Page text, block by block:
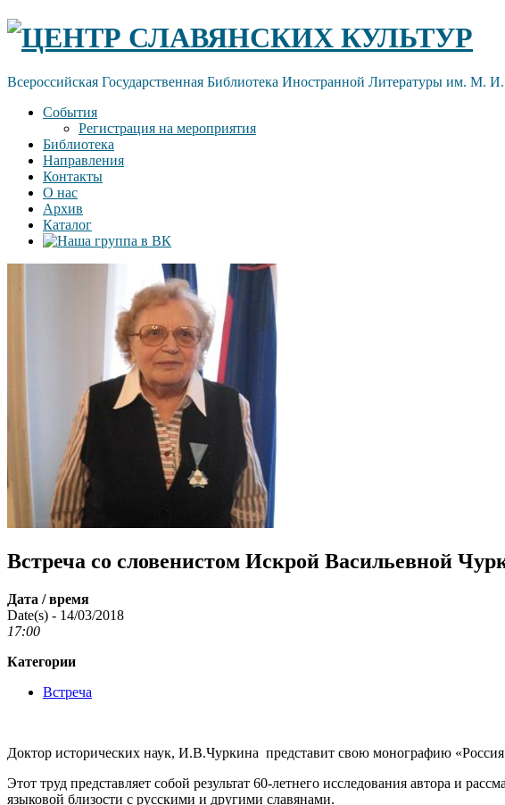
Skip
content
ЦЕНТР СЛАВЯНСКИХ КУЛЬТУР
Всероссийская Государственная Библиотека Иностранной Литературы им. М.
События
Регистрация на мероприятия
Библиотека
Направления
Контакты
О нас
Архив
Каталог
Встреча со словенистом Искрой Васильевной
Дата / время
Date(s) - 14/03/2018
17:00
Категории
Встреча
Доктор исторических наук, И.В.Чуркина представит свою монографию
Этот труд представляет собой результат 60-летнего исследования автора и
языковой близости с русскими и другими славянами.